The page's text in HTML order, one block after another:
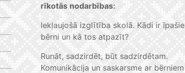
rīkotās nodarbības:
Iekļaujošā izglītība skolā. Kādi ir īpašie
bērni un kā tos atpazīt?
Runāt, sadzirdēt, būt sadzirdētam.
Komunikācija un saskarsme ar bērniem